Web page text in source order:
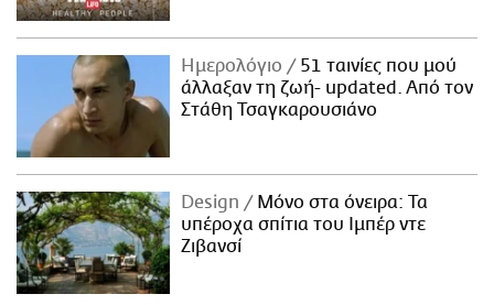
Ημερολόγιο
51 ταινίες που μού
άλλαξαν τη ζωή- updated. Aπό τον
Στάθη Τσαγκαρουσιάνο
Design
Μόνο στα όνειρα: Τα
υπέροχα σπίτια του Ιμπέρ ντε
Ζιβανσί